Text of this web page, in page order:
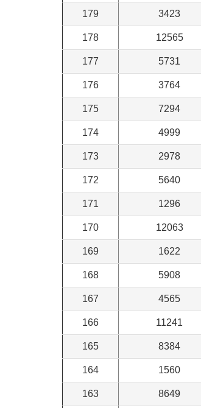
179 3423
178 12565
177 5731
176 3764
175 7294
174 4999
173 2978
172 5640
171 1296
170 12063
169 1622
168 5908
167 4565
166 11241
165 8384
164 1560
163 8649